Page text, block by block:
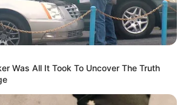
Was All It Took To Uncover The Truth